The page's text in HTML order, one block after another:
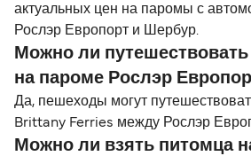
актуальных цен на паромы с
Рослэр Европорт и Шербур.
Можно ли
на пароме Рослэр
Да, пешеходы могут
Brittany Ferries между Рослэр
Можно ли взять питомца